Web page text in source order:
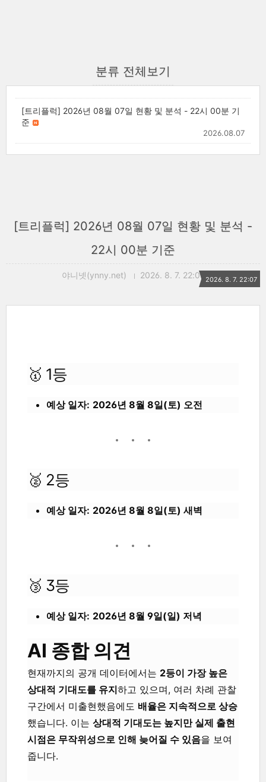
분류 전체보기
[트리플럭] 2026년 08월 07일 현황 및 분석 - 22시 00분 기
준
2026.08.07
[트리플럭] 2026년 08월 07일 현황 및 분석 -
22시 00분 기준
야니넷(ynny.net) 2026. 8. 7. 22:07 2026. 8. 7. 22:07
🥇 1등
예상 일자: 2026년 8월 8일(토) 오전
🥈 2등
예상 일자: 2026년 8월 8일(토) 새벽
🥉 3등
예상 일자: 2026년 8월 9일(일) 저녁
AI 종합 의견
현재까지의 공개 데이터에서는 2등이 가장 높은
상대적 기대도를 유지하고 있으며, 여러 차례 관찰
구간에서 미출현했음에도 배율은 지속적으로 상승
했습니다. 이는 상대적 기대도는 높지만 실제 출현
시점은 무작위성으로 인해 늦어질 수 있음을 보여
줍니다.